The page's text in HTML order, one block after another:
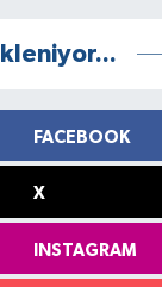
FACEBOOK
X
INSTAGRAM